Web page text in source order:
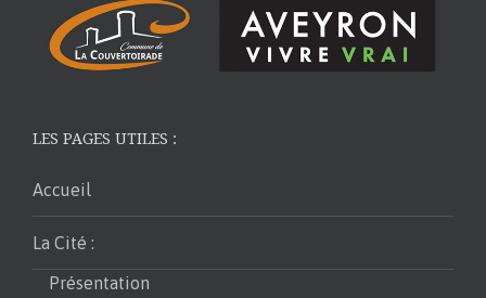
LES PAGES UTILES :
Accueil
La Cité :
Présentation